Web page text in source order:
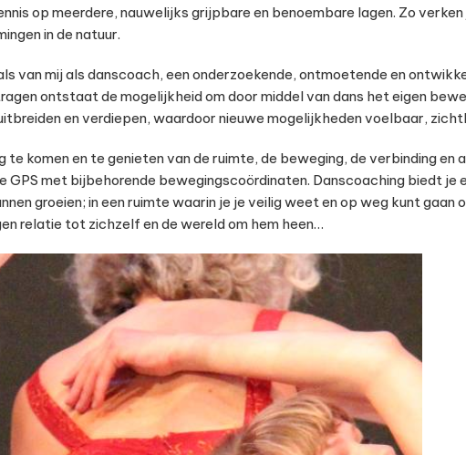
op meerdere, nauwelijks grijpbare en benoembare lagen. Zo
in de natuur.
van mij als danscoach, een onderzoekende, ontmoetende en
ontstaat de mogelijkheid om door middel van dans het eigen
en verdiepen, waardoor nieuwe mogelijkheden voelbaar,
te komen en te genieten van de ruimte, de beweging, de verbinding en
met bijbehorende bewegingscoördinaten. Danscoaching biedt je
groeien; in een ruimte waarin je je veilig weet en op weg kunt gaan
relatie tot zichzelf en de wereld om hem heen…